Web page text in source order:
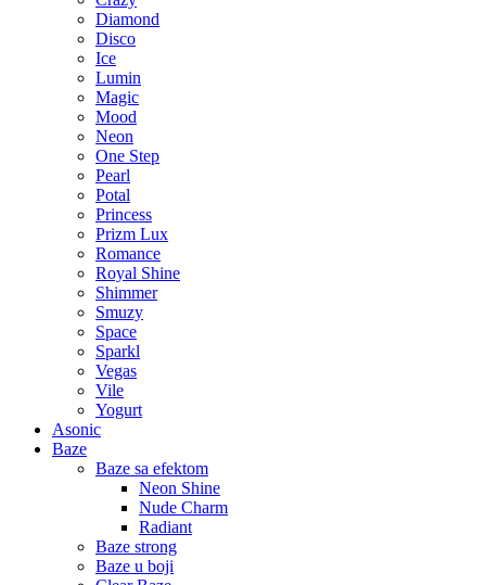
Diamond
Disco
Ice
Lumin
Magic
Mood
Neon
One Step
Pearl
Potal
Princess
Prizm Lux
Romance
Royal Shine
Shimmer
Smuzy
Space
Sparkl
Vegas
Vile
Yogurt
Asonic
Baze
Baze sa efektom
Neon Shine
Nude Charm
Radiant
Baze strong
Baze u boji